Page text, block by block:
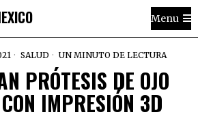
Menu
SALUD UN MINUTO DE LECTURA
PRÓTESIS DE OJO
IMPRESIÓN 3D